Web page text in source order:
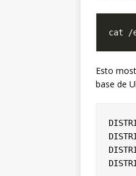
Esto
base de